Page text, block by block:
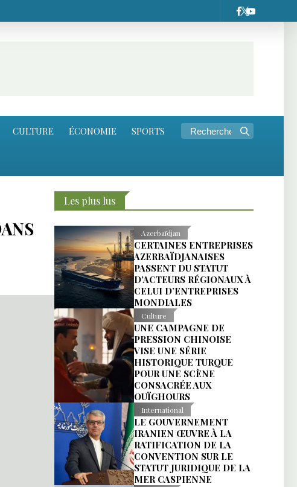
CULTURE ÉCONOMIE SPORTS
Les plus lus
Azerbaïdjan
CERTAINES ENTREPRISES
AZERBAÏDJANAISES
PASSENT DU STATUT
D’ACTEURS RÉGIONAUX À
CELUI D’ENTREPRISES
MONDIALES
Culture
UNE CAMPAGNE DE
PRESSION CHINOISE
VISE UNE SÉRIE
HISTORIQUE TURQUE
POUR UNE SCÈNE
CONSACRÉE AUX
OUÏGHOURS
International
LE GOUVERNEMENT
IRANIEN ŒUVRE À LA
RATIFICATION DE LA
CONVENTION SUR LE
STATUT JURIDIQUE DE LA
MER CASPIENNE